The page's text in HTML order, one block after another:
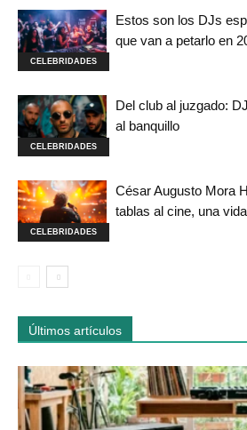
CELEBRIDADES
Estos son los DJs
que van a petarlo en
CELEBRIDADES
Del club al juzgado:
al banquillo
CELEBRIDADES
César Augusto Mora
tablas al cine, una
Últimos artículos